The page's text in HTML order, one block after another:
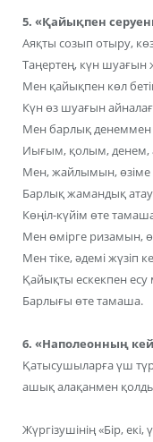
5. «Қайықпен
Аяқты созып отыру,
Таңертең, күн шуағын
Мен қайықпен көл
Күн өз шуағын
Мен барлық денеммен
Иығым, қолым, денем,
Мен, жайлымын, өзіме
Барлық жамандық
Көңіл-күйім өте
Мен өмірге ризамын,
Мен тіке, әдемі жүзіп
Қайықты ескекпен
Барлығы өте тамаша.
6. «Наполеонның
Қатысушыларға үш
ашық алақанмен қолды
Жүргізушінің «Бір,